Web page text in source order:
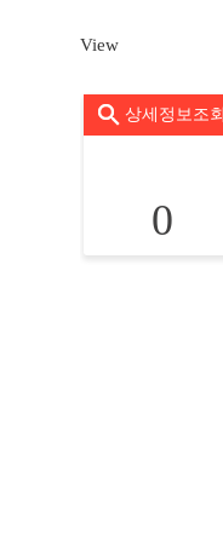
View
상세정보조회
0